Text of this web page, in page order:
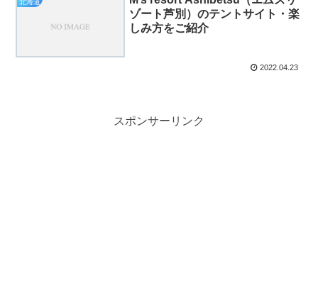
ゾート芦別）のテントサイト・楽
しみ方をご紹介
2022.04.23
スポンサーリンク